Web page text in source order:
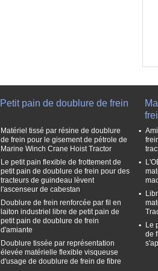
Petit pain de doublure de frein
Matériel tissé par résine de doublure
de frein pour le gisement de pétrole de
Marine Winch Crane Hoist Tractor
Le petit pain flexible de frottement de
petit pain de doublure de frein pour des
tracteurs de guindeau lèvent
l'ascenseur de cabestan
Doublure de frein renforcée par fil en
laiton industriel libre de petit pain de
petit pain de doublure de frein
d'amiante
Doublure tissée par représentation
élevée matérielle flexible visqueuse
d'usage de doublure de frein de fibre
Le
de